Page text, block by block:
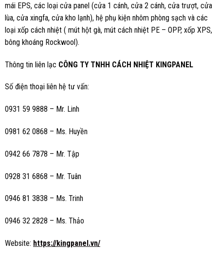
mái EPS, các loại cửa panel (cửa 1 cánh, cửa 2 cánh, cửa trượt, cửa
lùa, cửa xingfa, cửa kho lạnh), hệ phụ kiện nhôm phòng sạch và các
loại xốp cách nhiệt ( mút hột gà, mút cách nhiệt PE – OPP, xốp XPS,
bông khoáng Rockwool).
Thông tin liên lạc CÔNG TY TNHH CÁCH NHIỆT KINGPANEL
Số điện thoại liên hệ tư vấn:
0931 59 9888 – Mr. Linh
0981 62 0868 – Ms. Huyền
0942 66 7878 – Mr. Tập
0928 31 6868 – Mr. Tuân
0946 81 3838 – Ms. Trinh
0946 32 2828 – Ms. Thảo
Website: https://kingpanel.vn/